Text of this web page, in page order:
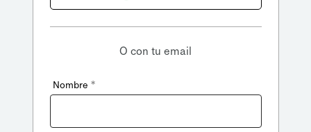
O con tu email
Nombre *